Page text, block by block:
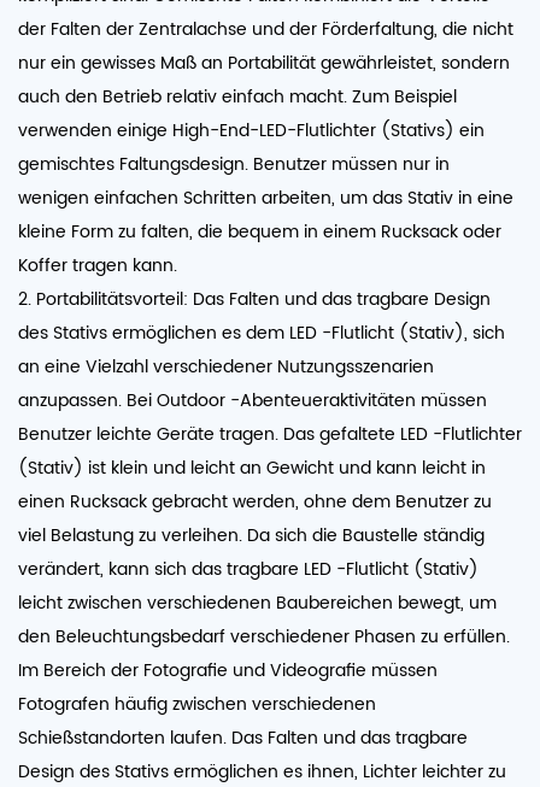
der Falten der Zentralachse und der Förderfaltung, die nicht
nur ein gewisses Maß an Portabilität gewährleistet, sondern
auch den Betrieb relativ einfach macht. Zum Beispiel
verwenden einige High-End-LED-Flutlichter (Stativs) ein
gemischtes Faltungsdesign. Benutzer müssen nur in
wenigen einfachen Schritten arbeiten, um das Stativ in eine
kleine Form zu falten, die bequem in einem Rucksack oder
Koffer tragen kann.
2. Portabilitätsvorteil: Das Falten und das tragbare Design
des Stativs ermöglichen es dem LED -Flutlicht (Stativ), sich
an eine Vielzahl verschiedener Nutzungsszenarien
anzupassen. Bei Outdoor -Abenteueraktivitäten müssen
Benutzer leichte Geräte tragen. Das gefaltete LED -Flutlichter
(Stativ) ist klein und leicht an Gewicht und kann leicht in
einen Rucksack gebracht werden, ohne dem Benutzer zu
viel Belastung zu verleihen. Da sich die Baustelle ständig
verändert, kann sich das tragbare LED -Flutlicht (Stativ)
leicht zwischen verschiedenen Baubereichen bewegt, um
den Beleuchtungsbedarf verschiedener Phasen zu erfüllen.
Im Bereich der Fotografie und Videografie müssen
Fotografen häufig zwischen verschiedenen
Schießstandorten laufen. Das Falten und das tragbare
Design des Stativs ermöglichen es ihnen, Lichter leichter zu